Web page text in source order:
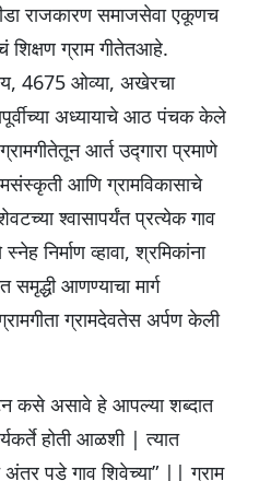
राजकारण समाजसेवा एकूणच
ग्राम गीतेतआहे.
4675 ओव्या, अखेरचा
अध्यायाचे आठ पंचक केले
आर्त उद्गारा प्रमाणे
आणि ग्रामविकासाचे
श्वासापर्यंत प्रत्येक गाव
निर्माण व्हावा, श्रमिकांना
समृद्धी आणण्याचा मार्ग
ग्रामदेवतेस अर्पण केली
कसे असावे हे आपल्या शब्दात
होती आळशी | त्यात
अंतर पडे गाव शिवेच्या” || ग्राम